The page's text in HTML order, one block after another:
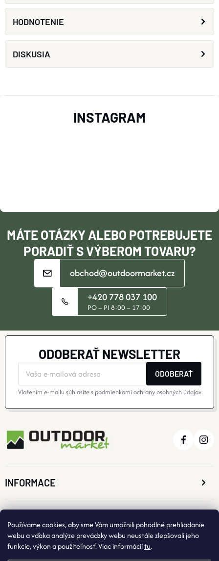
Používame cookies, aby sme Vám umožnili pohodlné prehliadanie
webu a vďaka analýze prevádzky webu neustále zlepšovali jeho
funkcie, výkon a použiteľnosť. Viac informáciítu.
HODNOTENIE
DISKUSIA
T
MÁTE OTÁZKY ALEBO POTREBUJETE
PORADIŤ S VÝBEROM TOVARU?
obchod@outdoormarket.cz
+420 778 037 100
PO – PI 8:00 – 17:00
INSTAGRAM
ODOBERAŤ NEWSLETTER
ODOBERAŤ
Vložením e-mailu súhlasíte s podmienkami ochrany osobných údajov
INFORMACE
KONTAKTNÉ ÚDAJE